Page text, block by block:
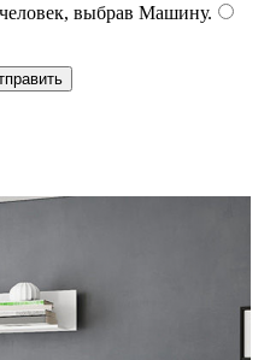
выбрав Машину.